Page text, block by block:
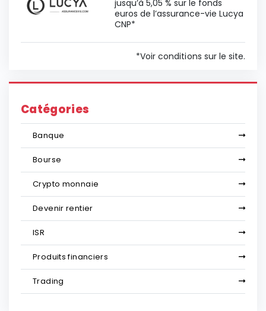
jusqu’à 5,05 % sur le fonds
euros de l’assurance-vie Lucya
CNP*
*Voir conditions sur le site.
Catégories
Banque
Bourse
Crypto monnaie
Devenir rentier
ISR
Produits financiers
Trading